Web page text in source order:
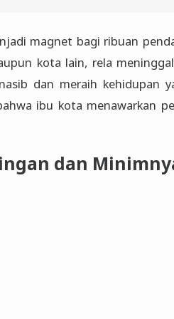
magnet bagi ribuan
kota lain, rela
dan meraih kehidupan
ibu kota menawarkan
dan